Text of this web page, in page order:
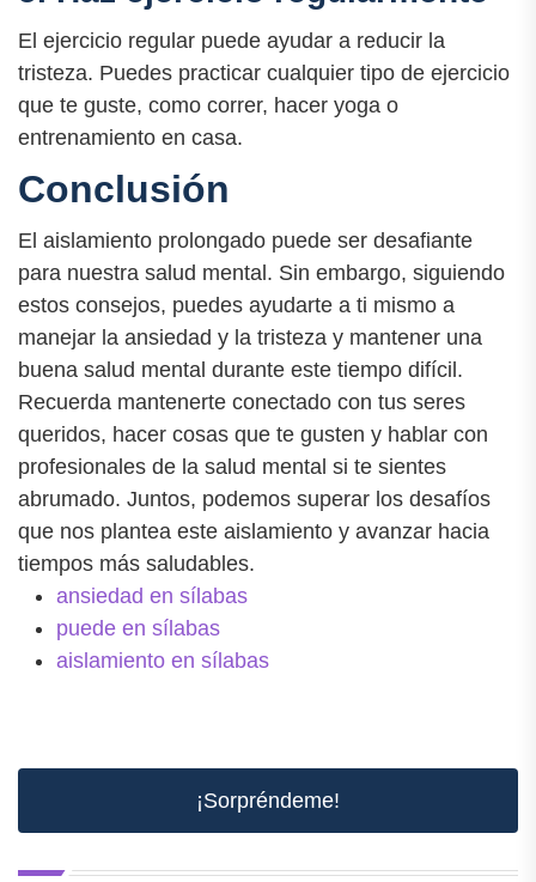
El ejercicio regular puede ayudar a reducir la
tristeza. Puedes practicar cualquier tipo de ejercicio
que te guste, como correr, hacer yoga o
entrenamiento en casa.
Conclusión
El aislamiento prolongado puede ser desafiante
para nuestra salud mental. Sin embargo, siguiendo
estos consejos, puedes ayudarte a ti mismo a
manejar la ansiedad y la tristeza y mantener una
buena salud mental durante este tiempo difícil.
Recuerda mantenerte conectado con tus seres
queridos, hacer cosas que te gusten y hablar con
profesionales de la salud mental si te sientes
abrumado. Juntos, podemos superar los desafíos
que nos plantea este aislamiento y avanzar hacia
tiempos más saludables.
ansiedad en sílabas
puede en sílabas
aislamiento en sílabas
¡Sorpréndeme!